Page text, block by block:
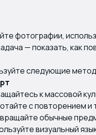
фотографии,
— показать, как
следующие
к массовой
с повторением и
обычные
визуальный